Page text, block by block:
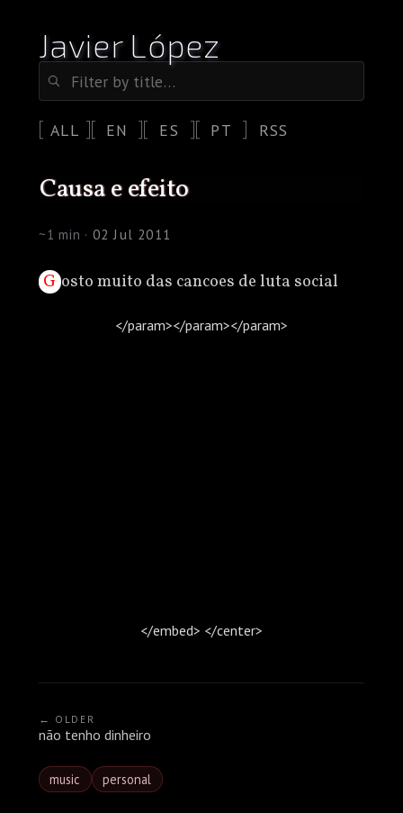
Javier López
ALL EN ES PT RSS
causa e efeito
~1 min · 02 Jul 2011
Gosto muito das cancoes de luta social
</param></param></param>
</embed> </center>
← OLDER
não tenho dinheiro
music personal